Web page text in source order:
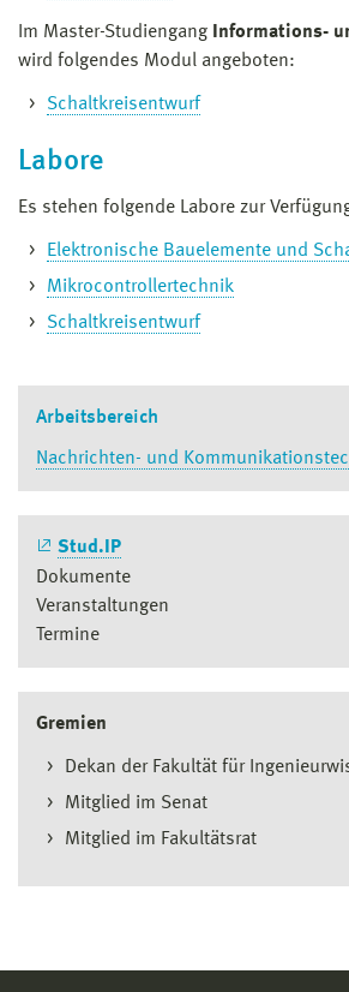
Im Master-Studiengang
Informations-
wird folgendes Modul angeboten:
Schaltkreisentwurf
Labore
Es stehen folgende Labore zur
Elektronische Bauelemente und
Mikrocontrollertechnik
Schaltkreisentwurf
Arbeitsbereich
Nachrichten- und
Stud.IP
Dokumente
Veranstaltungen
Termine
Gremien
Dekan der Fakultät für
Mitglied im Senat
Mitglied im Fakultätsrat